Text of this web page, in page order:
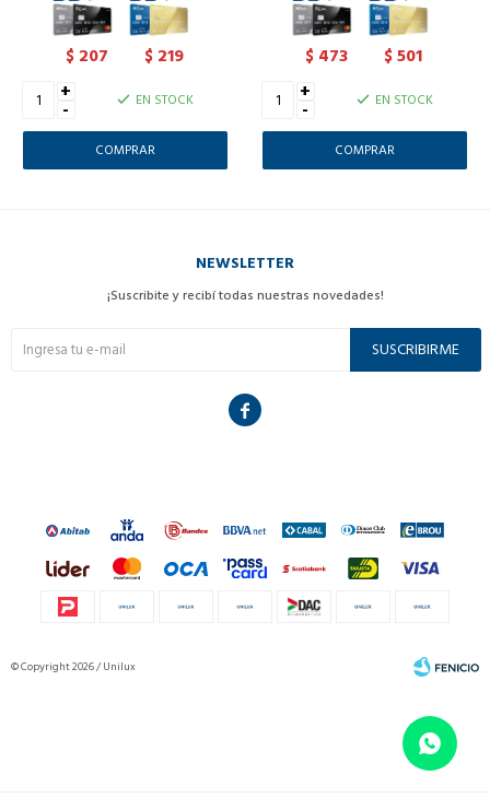
$ 207 $ 219
+
- EN STOCK
$ 473 $501
+
- EN STOCK
NEWSLETTER
¡Suscribite y recibí todas nuestras novedades!
SUSCRIBIRME

© Copyright 2026 / Unilux